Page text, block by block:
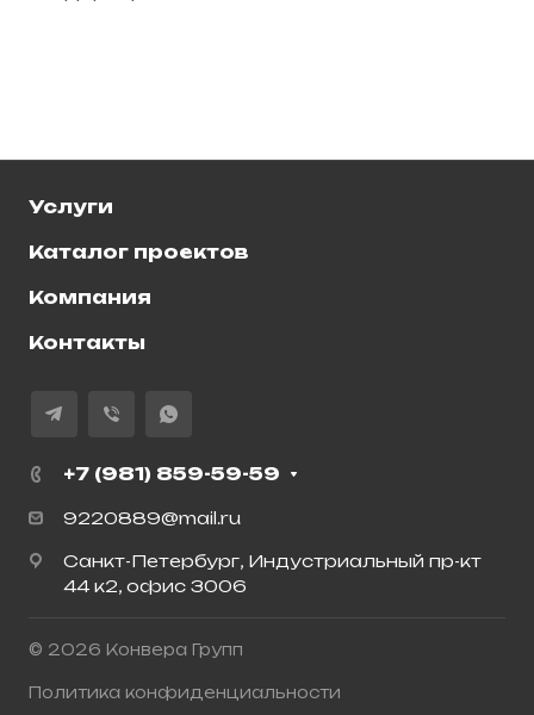
Услуги
Каталог проектов
Компания
Контакты
+7 (981) 859-59-59
9220889@mail.ru
Санкт-Петербург, Индустриальный пр-кт
44 к2, офис 3006
© 2026 Конвера Групп
Политика конфиденциальности